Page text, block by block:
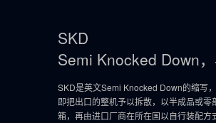
SKD
Semi Knocked Down
SKD是英文Semi Knocked Down的缩写
即把出口的整机予以拆散，以半成品或零
箱，再由进口厂商在所在国以自行装配方